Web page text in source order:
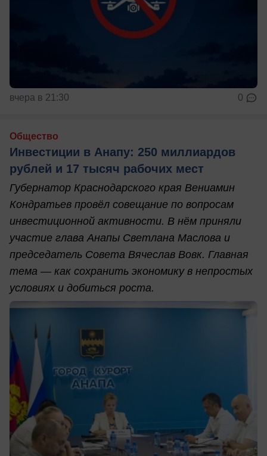
вчера в 21:30 0
Общество
Инвестиции в Анапу: 250 миллиардов
рублей и 17 тысяч рабочих мест
Губернатор Краснодарского края Вениамин
Кондратьев провёл совещание по вопросам
инвестиционной активности. В нём приняли
участие глава Анапы Светлана Маслова и
председатель Совета Вячеслав Вовк. Главная
тема — как сохранить экономику в непростых
условиях и добиться роста.